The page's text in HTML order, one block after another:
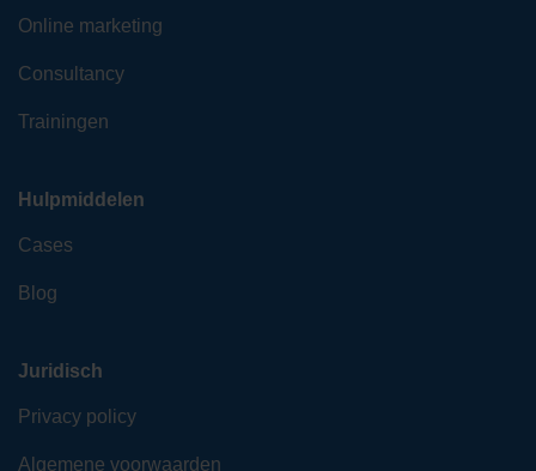
Online marketing
Consultancy
Trainingen
Hulpmiddelen
Cases
Blog
Juridisch
Privacy policy
Algemene voorwaarden